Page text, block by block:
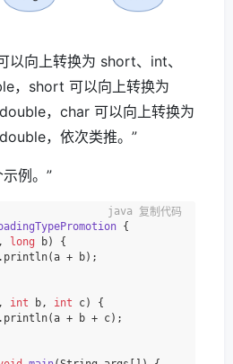
以向上转换为 short、int、
，short 可以向上转换为
，char 可以向上转换为
，依次类推。”
例。”
{
long b)
{
+ b);
int b, int c)
{
+ b + c);
复制代码